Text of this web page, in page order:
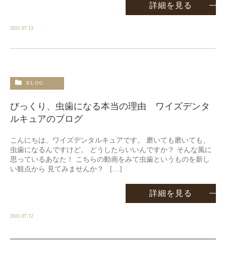
詳細を見る
2021.07.13
BLOG
びっくり、虫歯になる本当の理由 ワイズデンタ
ルキュアのブログ
こんにちは、ワイズデンタルキュアです。 磨いても磨いても、
虫歯になるんですけど。 どうしたらいいんですか？ そんな風に
思っているあなた！ こちらの動画をみて虫歯というものを新し
い観点から 見てみませんか？ […]
詳細を見る
2021.07.12